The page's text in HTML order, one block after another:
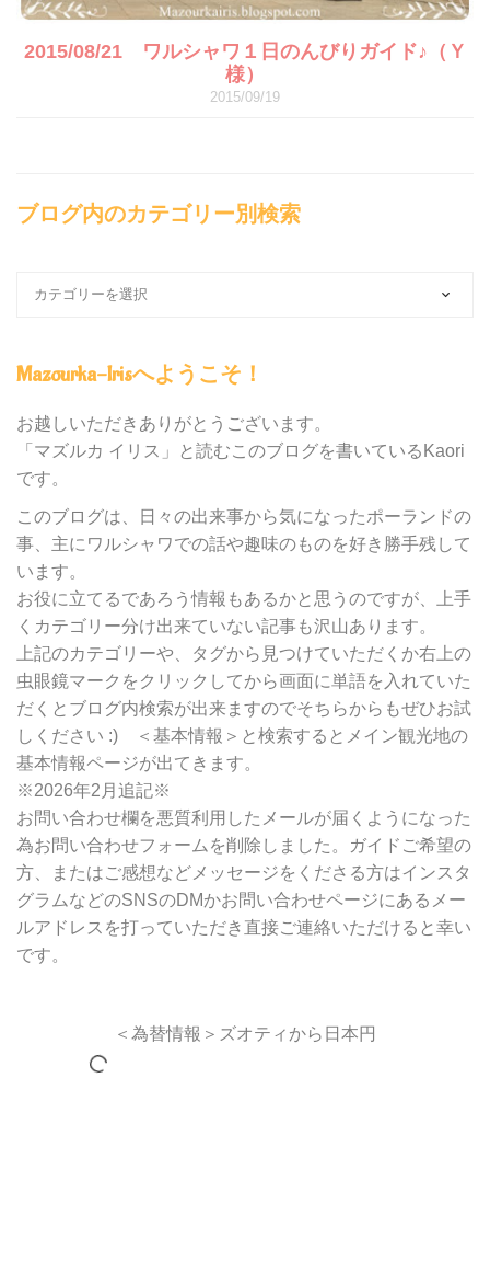
2015/08/21 ワルシャワ１日のんびりガイド♪（Ｙ
様）
2015/09/19
ブログ内のカテゴリー別検索
の
テ
ゴ
ー
別
検
索
Mazourka-Irisへようこそ！
お越しいただきありがとうございます。
「マズルカ イリス」と読むこのブログを書いているKaori
です。
このブログは、日々の出来事から気になったポーランドの
事、主にワルシャワでの話や趣味のものを好き勝手残して
います。
お役に立てるであろう情報もあるかと思うのですが、上手
くカテゴリー分け出来ていない記事も沢山あります。
上記のカテゴリーや、タグから見つけていただくか右上の
虫眼鏡マークをクリックしてから画面に単語を入れていた
だくとブログ内検索が出来ますのでそちらからもぜひお試
しください :) ＜基本情報＞と検索するとメイン観光地の
基本情報ページが出てきます。
※2026年2月追記※
お問い合わせ欄を悪質利用したメールが届くようになった
為お問い合わせフォームを削除しました。ガイドご希望の
方、またはご感想などメッセージをくださる方はインスタ
グラムなどのSNSのDMかお問い合わせページにあるメー
ルアドレスを打っていただき直接ご連絡いただけると幸い
です。
＜為替情報＞ズオティから日本円